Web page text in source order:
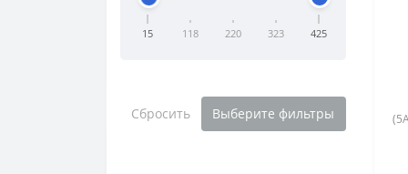
15 118 220 323 425
Сбросить Выберите фильтры